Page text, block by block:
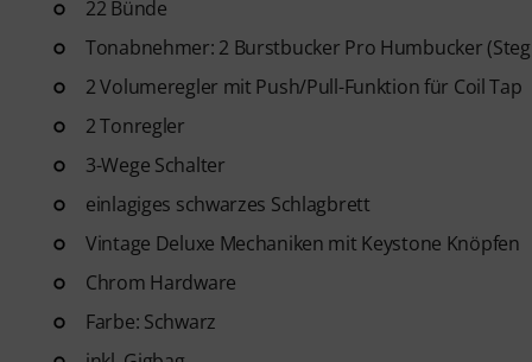
22 Bünde
Tonabnehmer: 2 Burstbucker Pro Humbucker
2 Volumeregler mit Push/Pull-Funktion für Coil Tap
2 Tonregler
3-Wege Schalter
einlagiges schwarzes Schlagbrett
Vintage Deluxe Mechaniken mit Keystone Knöpfen
Chrom Hardware
Farbe: Schwarz